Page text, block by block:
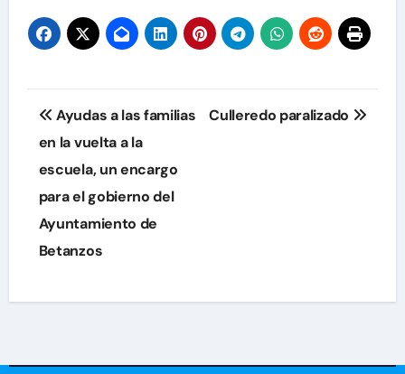
Navegación
de
entradas
Ayudas a las familias
en la vuelta a la
escuela, un encargo
para el gobierno del
Ayuntamiento de
Betanzos
Culleredo paralizado